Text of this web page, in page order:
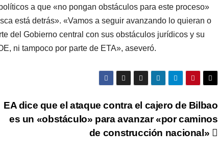
a que «no pongan obstáculos para este proceso»
está detrás». «Vamos a seguir avanzando lo quieran o
del Gobierno central con sus obstáculos jurí­dicos y su
ni tampoco por parte de ETA», aseveró.
EA dice que el ataque contra el cajero de Bilbao
es un «obstáculo» para avanzar «por caminos
de construcción nacional»